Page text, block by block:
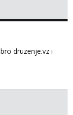
druzenje.vz i